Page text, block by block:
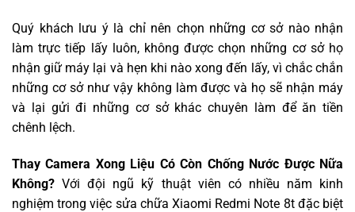
Quý khách lưu ý là chỉ nên chọn những cơ sở nào nhận
làm trực tiếp lấy luôn, không được chọn những cơ sở họ
nhận giữ máy lại và hẹn khi nào xong đến lấy, vì chắc chắn
những cơ sở như vậy không làm được và họ sẽ nhận máy
và lại gửi đi những cơ sở khác chuyên làm để ăn tiền
chênh lệch.
Thay Camera Xong Liệu Có Còn Chống Nước Được Nữa
Không? Với đội ngũ kỹ thuật viên có nhiều năm kinh
nghiệm trong việc sửa chữa Xiaomi Redmi Note 8t đặc biệt